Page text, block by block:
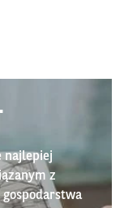
najlepiej
z